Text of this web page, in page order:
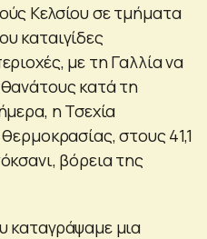
Κελσίου σε τμήματα
καταιγίδες
με τη Γαλλία να
κατά τη
η Τσεχία
στους 41,1
βόρεια της
καταγράψαμε μια